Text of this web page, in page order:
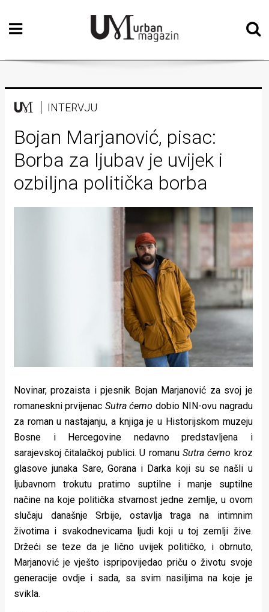
Početna
Vizualne
Teatar
Književnost
Muzika
Film
Intervju
stolom
Život
pokretu
Ideje
koje
rade
Urban
Places
INTERVJU
Bojan Marjanović, pisac:
Borba za ljubav je uvijek i
ozbiljna politička borba
Novinar, prozaista i pjesnik Bojan Marjanović za svoj je
romaneskni prvijenac Sutra ćemo dobio NIN-ovu nagradu
za roman u nastajanju, a knjiga je u Historijskom muzeju
Bosne i Hercegovine nedavno predstavljena i
sarajevskoj čitalačkoj publici. U romanu Sutra ćemo kroz
glasove junaka Sare, Gorana i Darka koji su se našli u
ljubavnom trokutu pratimo suptilne i manje suptilne
načine na koje politička stvarnost jedne zemlje, u ovom
slučaju današnje Srbije, ostavlja traga na intimnim
životima i svakodnevicama ljudi koji u toj zemlji žive.
Držeći se teze da je lično uvijek političko, i obrnuto,
Marjanović je vješto ispripovijedao priču o životu svoje
generacije ovdje i sada, sa svim nasiljima na koje je
svikla.